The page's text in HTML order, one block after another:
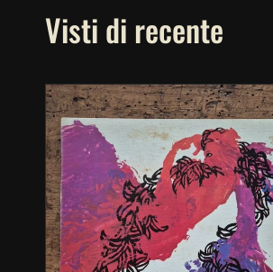
Visti di recente